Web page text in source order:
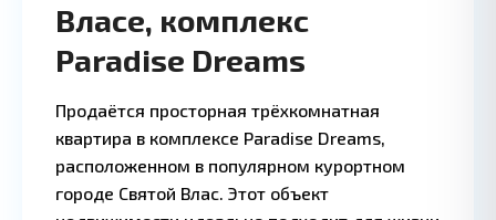
Власе, комплекс
Paradise Dreams
Продаётся просторная трёхкомнатная
квартира в комплексе Paradise Dreams,
расположенном в популярном курортном
городе Святой Влас. Этот объект